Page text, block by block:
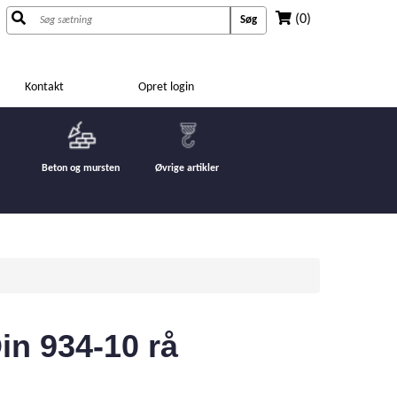
(0)
Søg
Kontakt Opret login
Beton og mursten Øvrige artikler
934-10 rå